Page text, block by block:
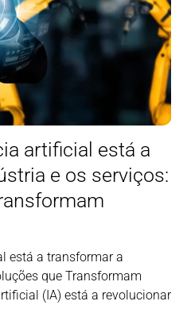
artificial está a
e os serviços:
está a transformar a
que Transformam
(IA) está a revolucionar